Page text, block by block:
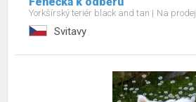
Yorkšírský teriér black and tan Na prodej
Svitavy